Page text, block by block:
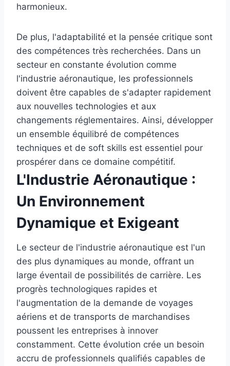
harmonieux.
De plus, l'adaptabilité et la pensée critique sont
des compétences très recherchées. Dans un
secteur en constante évolution comme
l'industrie aéronautique, les professionnels
doivent être capables de s'adapter rapidement
aux nouvelles technologies et aux
changements réglementaires. Ainsi, développer
un ensemble équilibré de compétences
techniques et de soft skills est essentiel pour
prospérer dans ce domaine compétitif.
L'Industrie Aéronautique :
Un Environnement
Dynamique et Exigeant
Le secteur de l'industrie aéronautique est l'un
des plus dynamiques au monde, offrant un
large éventail de possibilités de carrière. Les
progrès technologiques rapides et
l'augmentation de la demande de voyages
aériens et de transports de marchandises
poussent les entreprises à innover
constamment. Cette évolution crée un besoin
accru de professionnels qualifiés capables de